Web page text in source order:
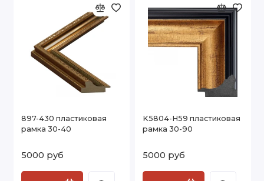
897-430 пластиковая
рамка 30-40
5000 руб
K5804-H59 пластиковая
рамка 30-90
5000 руб